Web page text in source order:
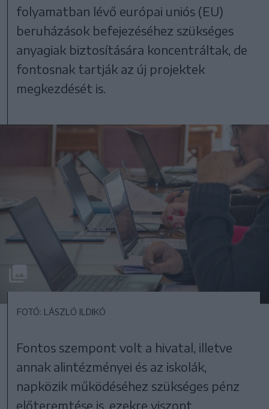
folyamatban lévő európai uniós (EU)
beruházások befejezéséhez szükséges
anyagiak biztosítására koncentráltak, de
fontosnak tartják az új projektek
megkezdését is.
FOTÓ: LÁSZLÓ ILDIKÓ
Fontos szempont volt a hivatal, illetve
annak alintézményei és az iskolák,
napközik működéséhez szükséges pénz
előteremtése is, ezekre viszont